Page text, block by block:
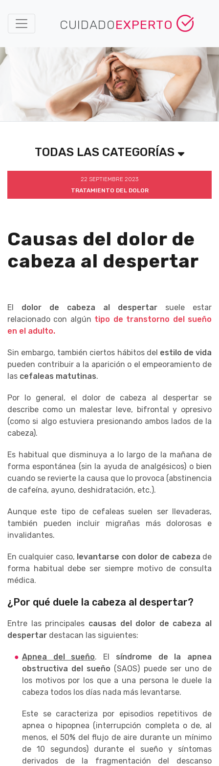
CUIDADOEXPERTO
TODAS LAS CATEGORÍAS
22 SEPTIEMBRE 2023
TRATAMIENTO DEL DOLOR
Causas del dolor de
cabeza al despertar
El dolor de cabeza al despertar suele estar
relacionado con algún tipo de transtorno del sueño
en el adulto.
Sin embargo, también ciertos hábitos del estilo de vida
pueden contribuir a la aparición o el empeoramiento de
las cefaleas matutinas.
Por lo general, el dolor de cabeza al despertar se
describe como un malestar leve, bifrontal y opresivo
(como si algo estuviera presionando ambos lados de la
cabeza).
Es habitual que disminuya a lo largo de la mañana de
forma espontánea (sin la ayuda de analgésicos) o bien
cuando se revierte la causa que lo provoca (abstinencia
de cafeína, ayuno, deshidratación, etc.).
Aunque este tipo de cefaleas suelen ser llevaderas,
también pueden incluir migrañas más dolorosas e
invalidantes.
En cualquier caso, levantarse con dolor de cabeza de
forma habitual debe ser siempre motivo de consulta
médica.
¿Por qué duele la cabeza al despertar?
Entre las principales causas del dolor de cabeza al
despertar destacan las siguientes:
Apnea del sueño. El síndrome de la apnea
obstructiva del sueño (SAOS) puede ser uno de
los motivos por los que a una persona le duele la
cabeza todos los días nada más levantarse.
Este se caracteriza por episodios repetitivos de
apnea o hipopnea (interrupción completa o de, al
menos, el 50% del flujo de aire durante un mínimo
de 10 segundos) durante el sueño y síntomas
derivados de la fragmentación del descanso